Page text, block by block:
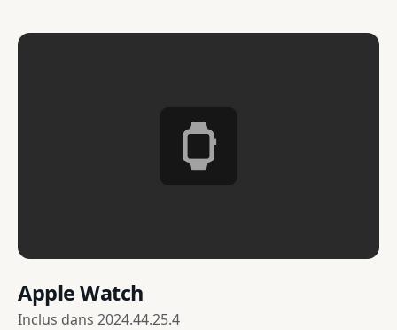
Apple Watch
Inclus dans 2024.44.25.4